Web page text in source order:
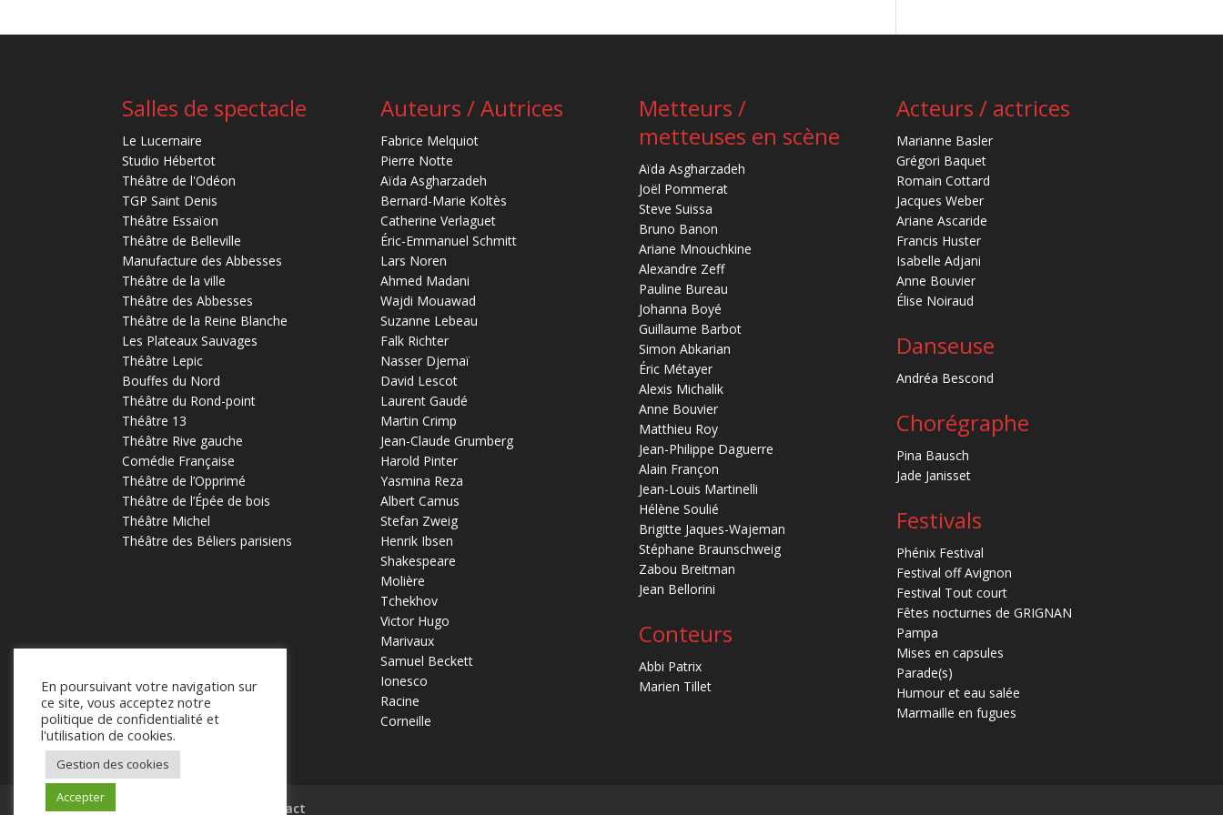
Salles de spectacle
Le Lucernaire
Studio Hébertot
Théâtre de l'Odéon
TGP Saint Denis
Théâtre Essaïon
Théâtre de Belleville
Manufacture des Abbesses
Théâtre de la ville
Théâtre des Abbesses
Théâtre de la Reine Blanche
Les Plateaux Sauvages
Théâtre Lepic
Bouffes du Nord
Théâtre du Rond-point
Théâtre 13
Théâtre Rive gauche
Comédie Française
Théâtre de l’Opprimé
Théâtre de l’Épée de bois
Théâtre Michel
Théâtre des Béliers parisiens
Auteurs / Autrices
Fabrice Melquiot
Pierre Notte
Aïda Asgharzadeh
Bernard-Marie Koltès
Catherine Verlaguet
Éric-Emmanuel Schmitt
Lars Noren
Ahmed Madani
Wajdi Mouawad
Suzanne Lebeau
Falk Richter
Nasser Djemaï
David Lescot
Laurent Gaudé
Martin Crimp
Jean-Claude Grumberg
Harold Pinter
Yasmina Reza
Albert Camus
Stefan Zweig
Henrik Ibsen
Shakespeare
Molière
Tchekhov
Victor Hugo
Marivaux
Samuel Beckett
Ionesco
Racine
Corneille
Metteurs /
metteuses en scène
Aïda Asgharzadeh
Joël Pommerat
Steve Suissa
Bruno Banon
Ariane Mnouchkine
Alexandre Zeff
Pauline Bureau
Johanna Boyé
Guillaume Barbot
Simon Abkarian
Éric Métayer
Alexis Michalik
Anne Bouvier
Matthieu Roy
Jean-Philippe Daguerre
Alain Françon
Jean-Louis Martinelli
Hélène Soulié
Brigitte Jaques-Wajeman
Stéphane Braunschweig
Zabou Breitman
Jean Bellorini
Conteurs
Abbi Patrix
Marien Tillet
Acteurs / actrices
Marianne Basler
Grégori Baquet
Romain Cottard
Jacques Weber
Ariane Ascaride
Francis Huster
Isabelle Adjani
Anne Bouvier
Élise Noiraud
Danseuse
Andréa Bescond
Chorégraphe
Pina Bausch
Jade Janisset
Festivals
Phénix Festival
Festival off Avignon
Festival Tout court
Fêtes nocturnes de GRIGNAN
Pampa
Mises en capsules
Parade(s)
Humour et eau salée
Marmaille en fugues
Contact
En poursuivant votre navigation sur
ce site, vous acceptez notre
politique de confidentialité et
l'utilisation de cookies.
Gestion des cookies
Accepter